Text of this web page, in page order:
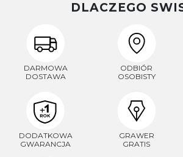
DLACZEGO
DARMOWA
DOSTAWA
ODBIÓR
OSOBISTY
DODATKOWA
GWARANCJA
GRAWER
GRATIS